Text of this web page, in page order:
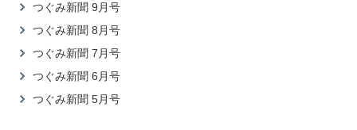
つぐみ新聞 9月号
つぐみ新聞 8月号
つぐみ新聞 7月号
つぐみ新聞 6月号
つぐみ新聞 5月号